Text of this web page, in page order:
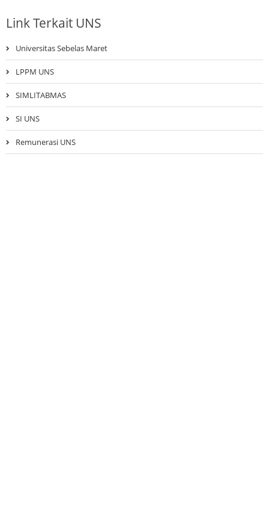
Link Terkait UNS
Universitas Sebelas Maret
LPPM UNS
SIMLITABMAS
SI UNS
Remunerasi UNS